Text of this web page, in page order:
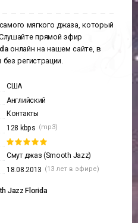
мягкого джаза, который
прямой эфир
онлайн на нашем сайте, в
регистрации.
США
Английский
Контакты
128 kbps (mp3)
Смут джаз (Smooth Jazz)
18.08.2013 (13 лет в эфире)
Jazz Florida